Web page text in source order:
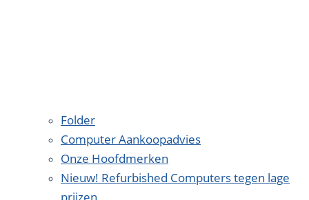
Folder
Computer Aankoopadvies
Onze Hoofdmerken
Nieuw! Refurbished Computers tegen lage
prijzen